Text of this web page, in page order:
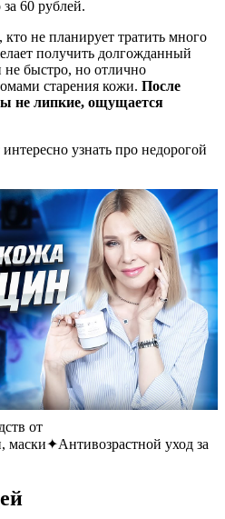
60 рублей.
не планирует тратить много
получить долгожданный
быстро, но отлично
старения кожи. После
не липкие, ощущается
узнать про недорогой
от
уход за